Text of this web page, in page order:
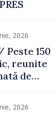
2026
reunite
de
2026